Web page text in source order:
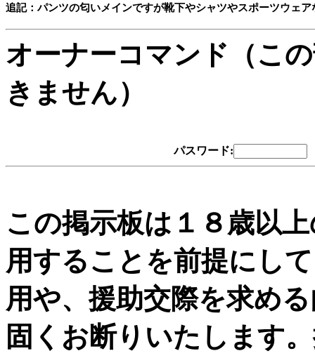
オーナーコマンド（こ
きません）
パスワード:
この掲示板は１８歳以
用することを前提にし
用や、援助交際を求め
固くお断りいたします